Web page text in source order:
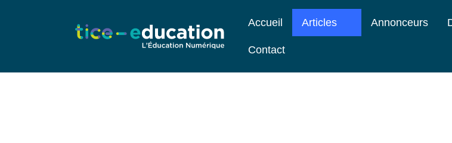
Accueil Articles Annonceurs
Contact